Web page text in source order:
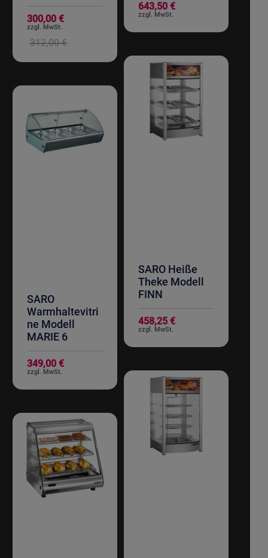
300,00 €
312,00 €
SARO
Warmhaltevitri
ne Modell
MARIE 6
349,00 €
643,50 €
SARO Heiße
Theke Modell
FINN
458,25 €